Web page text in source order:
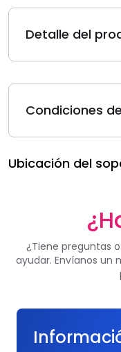
Detalle del
Condiciones
Ubicación del
¿Tiene preguntas
ayudar. Envíanos un